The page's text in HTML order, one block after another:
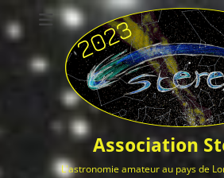
Association
L'astronomie amateur au pays de